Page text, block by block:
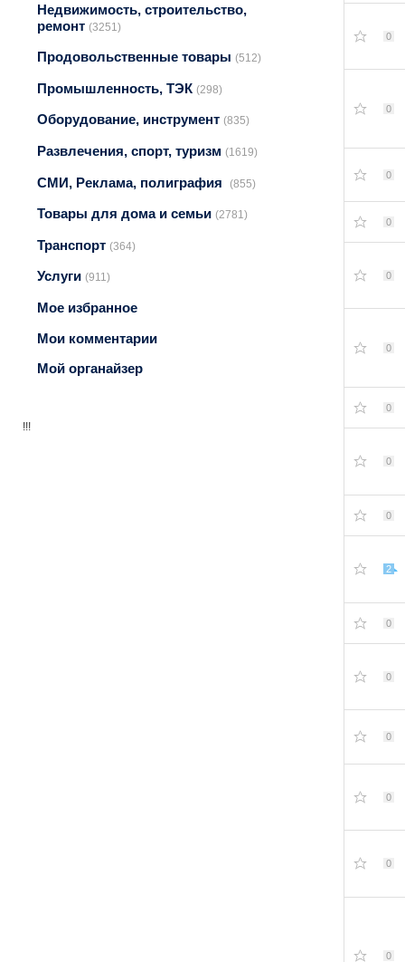
Недвижимость, строительство,
ремонт (3251)
Продовольственные товары (512)
Промышленность, ТЭК (298)
Оборудование, инструмент (835)
Развлечения, спорт, туризм (1619)
СМИ, Реклама, полиграфия (855)
Товары для дома и семьи (2781)
Транспорт (364)
Услуги (911)
Мое избранное
Мои комментарии
Мой органайзер
!!!
0
0
0
0
0
0
0
0
0
2
0
0
0
0
0
0